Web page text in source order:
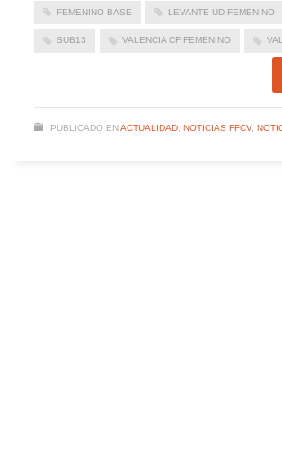
FEMENINO BASE LEVANTE UD FEMENINO
SUB13 VALENCIA CF FEMENINO
PUBLICADO EN ACTUALIDAD, NOTICIAS FFCV,